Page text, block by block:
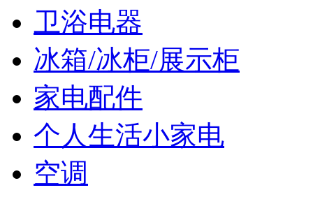
卫浴电器
冰箱/冰柜/展示柜
家电配件
个人生活小家电
空调